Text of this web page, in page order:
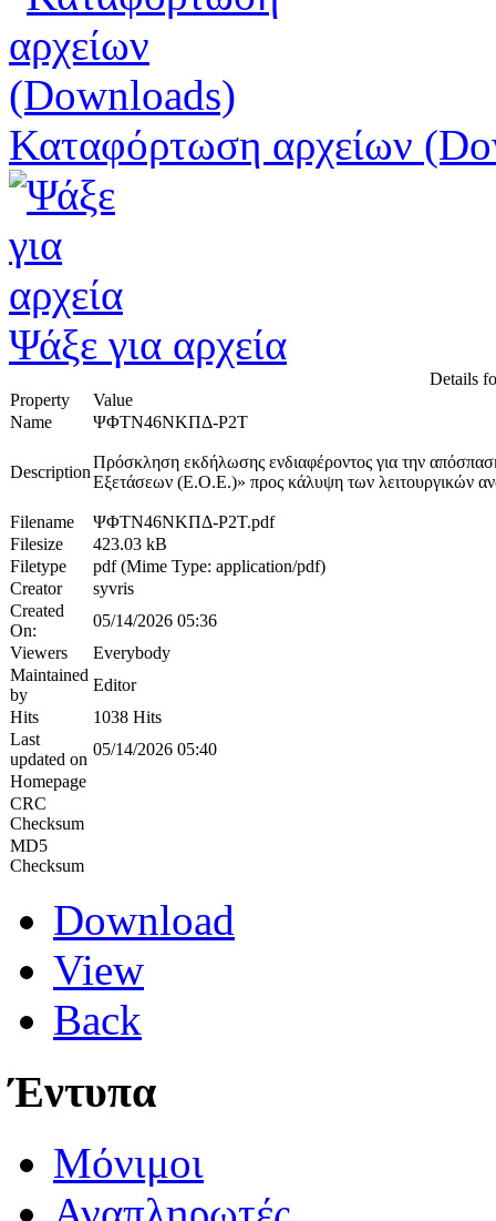
Καταφόρτωση αρχείων
Ψάξε για αρχεία
Details
Property
Value
Name
ΨΦΤΝ46ΝΚΠΔ-Ρ2Τ
Description
Πρόσκληση εκδήλωσης ενδιαφέροντος για την
Εξετάσεων (Ε.Ο.Ε.)» προς κάλυψη των λειτουργικών
Filename
ΨΦΤΝ46ΝΚΠΔ-Ρ2Τ.pdf
Filesize
423.03 kB
Filetype
pdf (Mime Type: application/pdf)
Creator
syvris
Created
On:
05/14/2026 05:36
Viewers
Everybody
Maintained
by
Editor
Hits
1038 Hits
Last
updated on
05/14/2026 05:40
Homepage
CRC
Checksum
MD5
Checksum
Download
View
Back
Έντυπα
Μόνιμοι